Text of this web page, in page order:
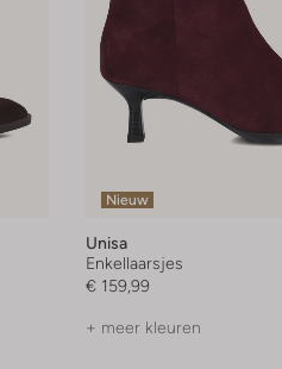
Nieuw
Unisa
Enkellaarsjes
€ 159,99
+ meer kleuren